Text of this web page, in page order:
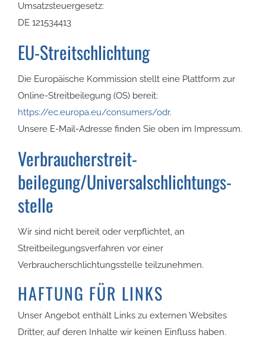
Umsatzsteuergesetz:
DE 121534413
EU-Streitschlichtung
Die Europäische Kommission stellt eine Plattform zur
Online-Streitbeilegung (OS) bereit:
https://ec.europa.eu/consumers/odr.
Unsere E-Mail-Adresse finden Sie oben im Impressum.
Verbraucher­streit­
beilegung/Universal­schlichtungs­
stelle
Wir sind nicht bereit oder verpflichtet, an
Streitbeilegungsverfahren vor einer
Verbraucherschlichtungsstelle teilzunehmen.
HAFTUNG FÜR LINKS
Unser Angebot enthält Links zu externen Websites
Dritter, auf deren Inhalte wir keinen Einfluss haben.